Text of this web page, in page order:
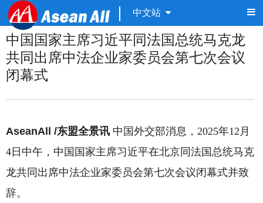
中文站
中国国家主席习近平同法国总统马克龙
共同出席中法企业家委员会第七次会议
闭幕式
AseanAll /东盟全景讯 中国外交部消息，2025年12月
4日中午，中国国家主席习近平在北京同法国总统马克
龙共同出席中法企业家委员会第七次会议闭幕式并致
辞。